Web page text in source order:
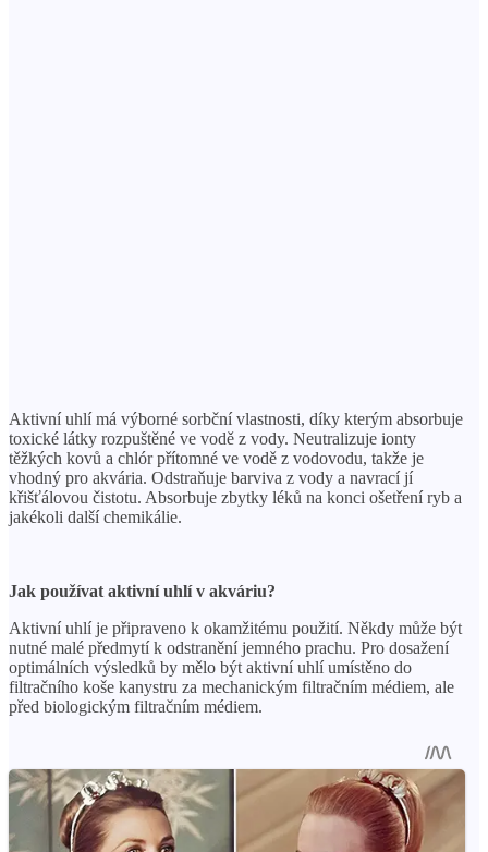
Aktivní uhlí má výborné sorbční vlastnosti, díky kterým absorbuje
toxické látky rozpuštěné ve vodě z vody. Neutralizuje ionty
těžkých kovů a chlór přítomné ve vodě z vodovodu, takže je
vhodný pro akvária. Odstraňuje barviva z vody a navrací jí
křišťálovou čistotu. Absorbuje zbytky léků na konci ošetření ryb a
jakékoli další chemikálie.
Jak používat aktivní uhlí v akváriu?
Aktivní uhlí je připraveno k okamžitému použití. Někdy může být
nutné malé předmytí k odstranění jemného prachu. Pro dosažení
optimálních výsledků by mělo být aktivní uhlí umístěno do
filtračního koše kanystru za mechanickým filtračním médiem, ale
před biologickým filtračním médiem.